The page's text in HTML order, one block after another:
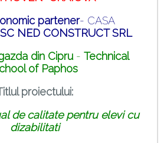
partener- CASA
SC NED CONSTRUCT SRL
din Cipru - Technical
of Paphos
proiectului:
de calitate pentru elevi cu
dizabilitati